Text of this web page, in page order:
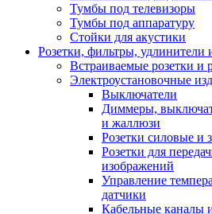
Тумбы под телевизоры
Тумбы под аппаратуру
Стойки для акустики
Розетки, фильтры, удлинители
Встраиваемые розетки и
Электроустановочные
Выключатели
Диммеры,
и жаллюзи
Розетки силовые и
Розетки для
изображений
Управление
датчики
Кабельные каналы